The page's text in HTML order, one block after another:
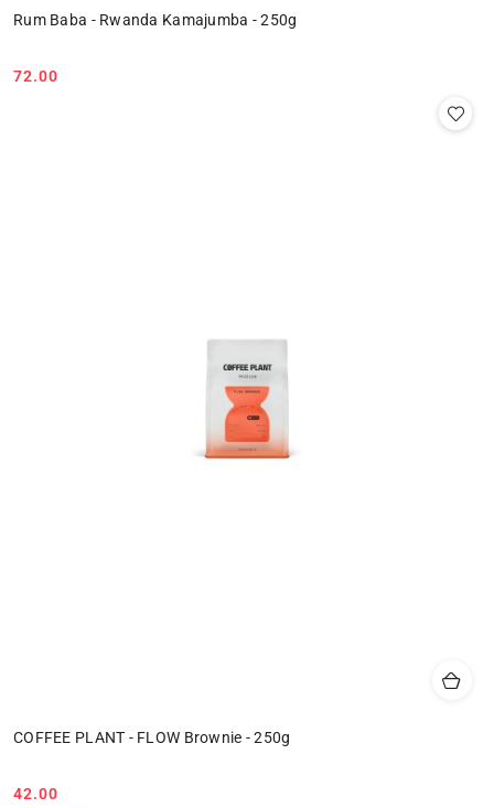
Rum Baba - Rwanda Kamajumba - 250g
Cena:
72.00
COFFEE PLANT - FLOW Brownie - 250g
42.00